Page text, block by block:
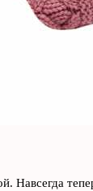
Навсегда